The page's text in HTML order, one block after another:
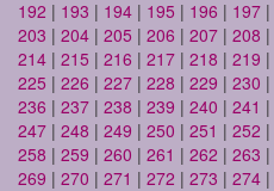
192 | 193 | 194 | 195 | 196 | 197 |
203 | 204 | 205 | 206 | 207 | 208 |
214 | 215 | 216 | 217 | 218 | 219 |
225 | 226 | 227 | 228 | 229 | 230 |
236 | 237 | 238 | 239 | 240 | 241 |
247 | 248 | 249 | 250 | 251 | 252 |
258 | 259 | 260 | 261 | 262 | 263 |
269 | 270 | 271 | 272 | 273 | 274 |